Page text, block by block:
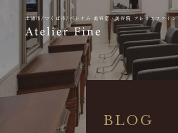
土浦市/つくば市/ベトナム美容室・美容院 アトリエファイン
BLOG